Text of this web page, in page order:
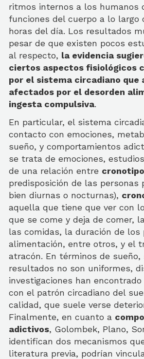
ritmos internos a los humanos
funciones del cuerpo a lo largo
horas del día. Los resultados
pesar de que existen pocos
al respecto, la evidencia
ciertos aspectos fisiológicos
por el sistema circadiano que
afectados por el desorden
ingesta compulsiva.
En particular, el sistema
contacto con emociones,
sueño, y comportamientos
se trata de emociones,
de una relación entre
predisposición de las personas
bien diurnas o nocturnas),
aquella que tiene que ver con
que se come y deja de comer,
las comidas, la duración de los
alimentación, entre otros, y el
atracón. En términos de sueño,
resultados no son uniformes,
investigaciones han encontrado
con el patrón circadiano del
calidad, que suele verse
Finalmente, en cuanto a
adictivos, Golombek, Plano,
identifican dos mecanismos
literatura previa, podrían